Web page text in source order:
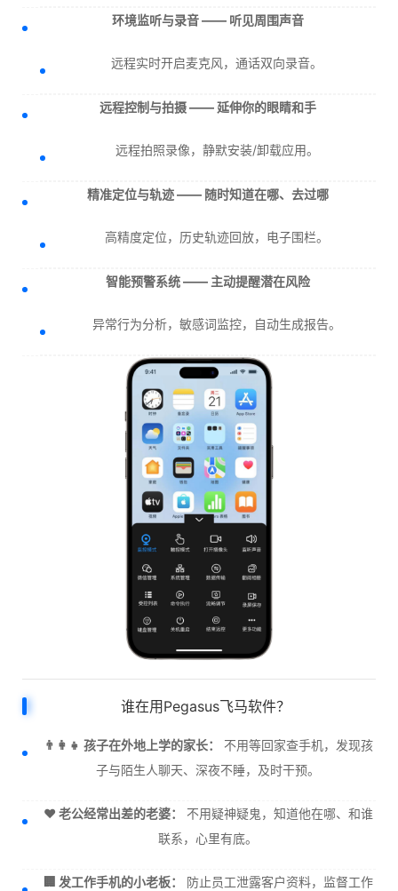
环境监听与录音 —— 听见周围声音
远程实时开启麦克风，通话双向录音。
远程控制与拍摄 —— 延伸你的眼睛和手
远程拍照录像，静默安装/卸载应用。
精准定位与轨迹 —— 随时知道在哪、去过哪
高精度定位，历史轨迹回放，电子围栏。
智能预警系统 —— 主动提醒潜在风险
异常行为分析，敏感词监控，自动生成报告。
谁在用Pegasus飞马软件？
👨‍👩‍👧 孩子在外地上学的家长：
不用等回家查手机，发现孩
子与陌生人聊天、深夜不睡，及时干预。
❤️ 老公经常出差的老婆：
不用疑神疑鬼，知道他在哪、和谁
联系，心里有底。
🏢 发工作手机的小老板：
防止员工泄露客户资料，监督工作